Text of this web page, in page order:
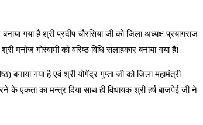
गया है श्री प्रदीप चौरसिया जी को जिला अध्यक्ष प्रयागराज
मनोज गोस्वामी को वरिष्ठ विधि सलाहकार बनाया गया है!
बनाया गया है एवं श्री योगेंद्र गुप्ता जी को जिला महामंत्री
के एकता का मन्त्र दिया साथ ही विधायक श्री हर्ष बाजपेई जी ने